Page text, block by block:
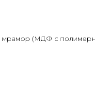
мрамор (МДФ с